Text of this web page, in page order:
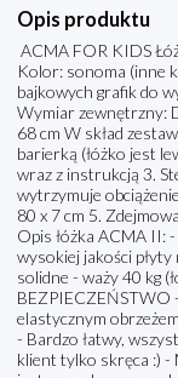
Opis produktu
ACMA FOR KIDS
Kolor: sonoma (inne
bajkowych grafik do
Wymiar zewnętrzny:
68 cm W skład
barierką (łóżko jest
wraz z instrukcją 3.
wytrzymuje
80 x 7 cm 5.
Opis łóżka ACMA II:
wysokiej jakości płyty
solidne - waży 40 kg
BEZPIECZEŃSTWO
elastycznym
- Bardzo łatwy,
klient tylko skręca :)